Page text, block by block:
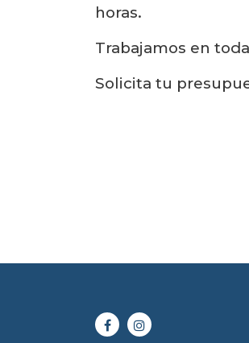
horas.
Trabajamos en
Solicita tu
Online 24/7
960 73 03 04